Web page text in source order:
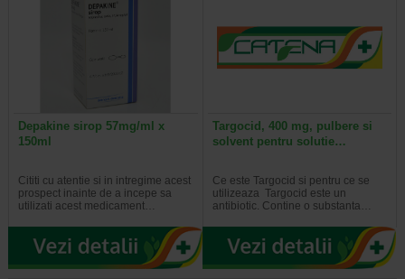
Depakine sirop 57mg/ml x
150ml
Cititi cu atentie si in intregime acest
prospect inainte de a incepe sa
utilizati acest medicament…
Targocid, 400 mg, pulbere si
solvent pentru solutie…
Ce este Targocid si pentru ce se
utilizeaza Targocid este un
antibiotic. Contine o substanta…